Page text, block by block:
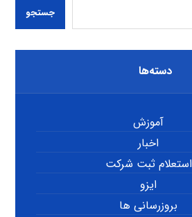
جستجو
دسته‌ها
آموزش
اخبار
استعلام ثبت شرکت
ایزو
بروزرسانی ها